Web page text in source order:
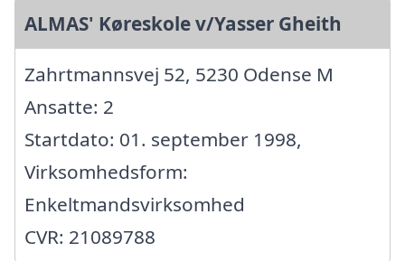
ALMAS' Køreskole v/Yasser Gheith
Zahrtmannsvej 52, 5230 Odense M
Ansatte: 2
Startdato: 01. september 1998,
Virksomhedsform:
Enkeltmandsvirksomhed
CVR: 21089788